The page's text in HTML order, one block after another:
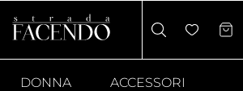
DONNA ACCESSORI